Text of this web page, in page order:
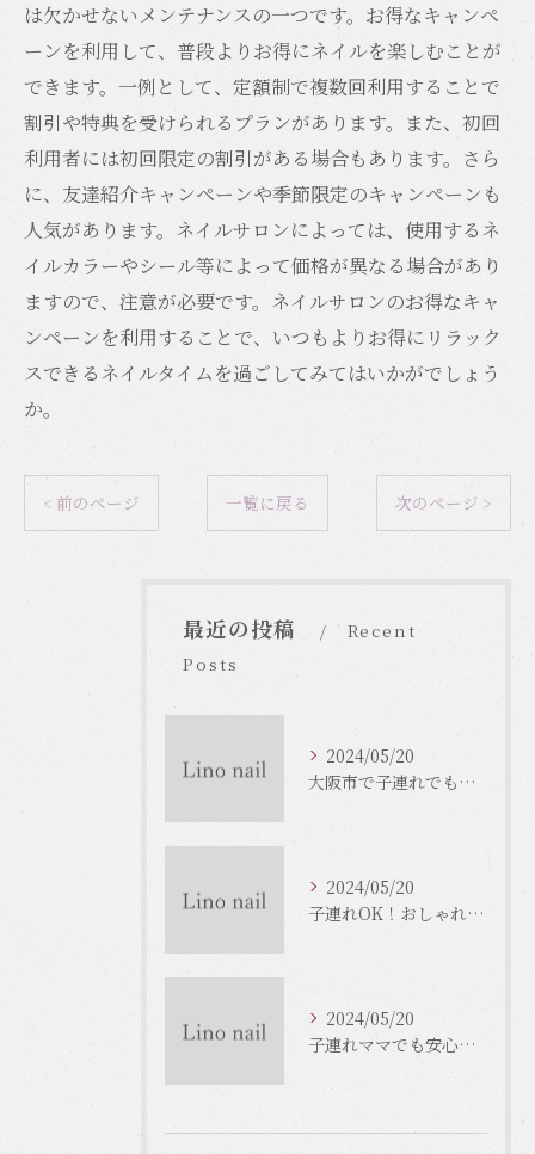
は欠かせないメンテナンスの一つです。お得なキャンペ
ーンを利用して、普段よりお得にネイルを楽しむことが
できます。一例として、定額制で複数回利用することで
割引や特典を受けられるプランがあります。また、初回
利用者には初回限定の割引がある場合もあります。さら
に、友達紹介キャンペーンや季節限定のキャンペーンも
人気があります。ネイルサロンによっては、使用するネ
イルカラーやシール等によって価格が異なる場合があり
ますので、注意が必要です。ネイルサロンのお得なキャ
ンペーンを利用することで、いつもよりお得にリラック
スできるネイルタイムを過ごしてみてはいかがでしょう
か。
< 前のページ 一覧に戻る 次のページ >
最近の投稿
Recent
Posts
2024/05/20
大阪市で子連れでもOKなネイルサロンがいっぱい！
2024/05/20
子連れOK！おしゃれな大阪市のネイルサロンをご紹介！
2024/05/20
子連れママでも安心！大阪のネイルサロンで癒しのひとときを